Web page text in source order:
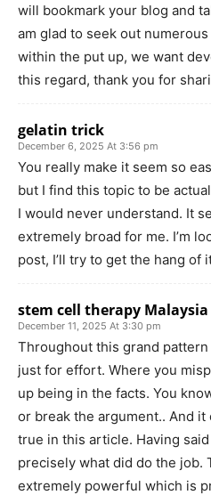
will bookmark your blog and
am glad to seek out
within the put up, we want
this regard, thank you for
gelatin trick
December 6, 2025 At 3:56 pm
You really make it seem so
but I find this topic to be
I would never understand. It
extremely broad for me. I’m
post, I’ll try to get the hang of
stem cell therapy Malaysia
December 11, 2025 At 3:30 pm
Throughout this grand
just for effort. Where you
up being in the facts. You
or break the argument.. And
true in this article. Having
precisely what did do the job.
extremely powerful which is